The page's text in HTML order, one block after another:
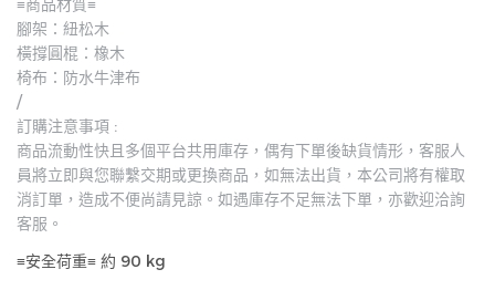
≡商品材質≡
腳架：紐松木
橫撐圓棍：橡木
椅布：防水牛津布
/
訂購注意事項 :
商品流動性快且多個平台共用庫存，偶有下單後缺貨情形，客服人
員將立即與您聯繫交期或更換商品，如無法出貨，本公司將有權取
消訂單，造成不便尚請見諒。如遇庫存不足無法下單，亦歡迎洽詢
客服。
≡安全荷重≡ 約 90 kg